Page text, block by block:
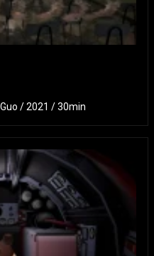
/ 2021 / 30min